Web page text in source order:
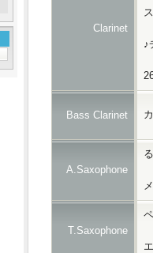
Clarinet
♪
Bass Clarinet
A.Saxophone
T.Saxophone